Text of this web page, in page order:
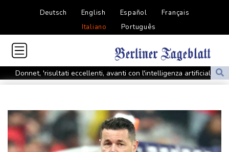
Deutsch English Español
Français
Italiano
Português
Donnet, 'risultati eccellenti, avanti con l'intelligenza artificiale'
Donnet, 'risultati eccellenti, avanti con l'intelligenza artificiale'
Semestre record per Mediobanca, l'utile cresce a 711,2 milioni
A Europei Pellacani fa uno storico en plein, 5/o oro nei tuffi sincro
con Pizzini